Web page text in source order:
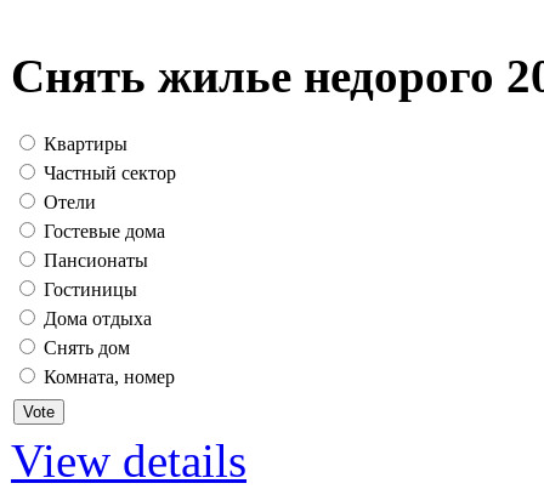
Снять жилье недорого
Квартиры
Частный сектор
Отели
Гостевые дома
Пансионаты
Гостиницы
Дома отдыха
Снять дом
Комната, номер
View details